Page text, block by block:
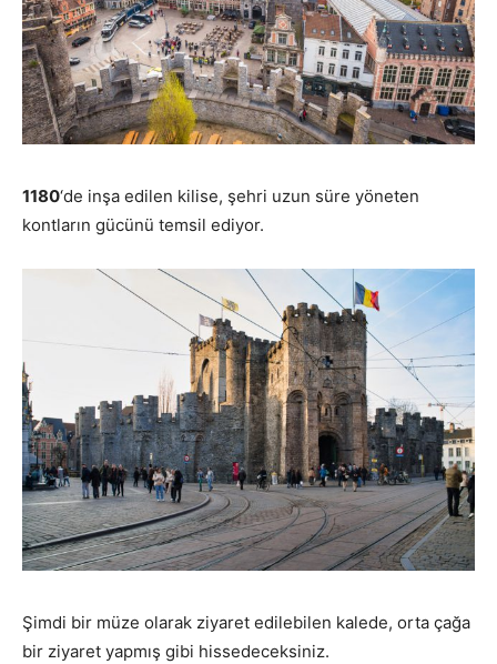
1180‘de inşa edilen kilise, şehri uzun süre yöneten
kontların gücünü temsil ediyor.
Şimdi bir müze olarak ziyaret edilebilen kalede, orta çağa
bir ziyaret yapmış gibi hissedeceksiniz.